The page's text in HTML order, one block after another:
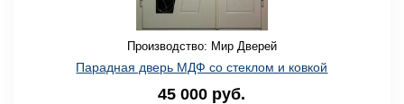
Производство: Мир Дверей
Парадная дверь МДФ со стеклом и ковкой
45 000 руб.